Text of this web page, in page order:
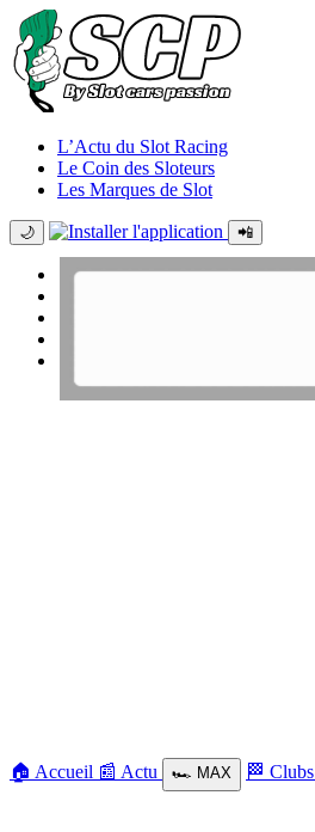
L’Actu du Slot Racing
Le Coin des Sloteurs
Les Marques de Slot
🌙 📲
🏠 Accueil 📰 Actu 🏎️ MAX 🏁 Clubs